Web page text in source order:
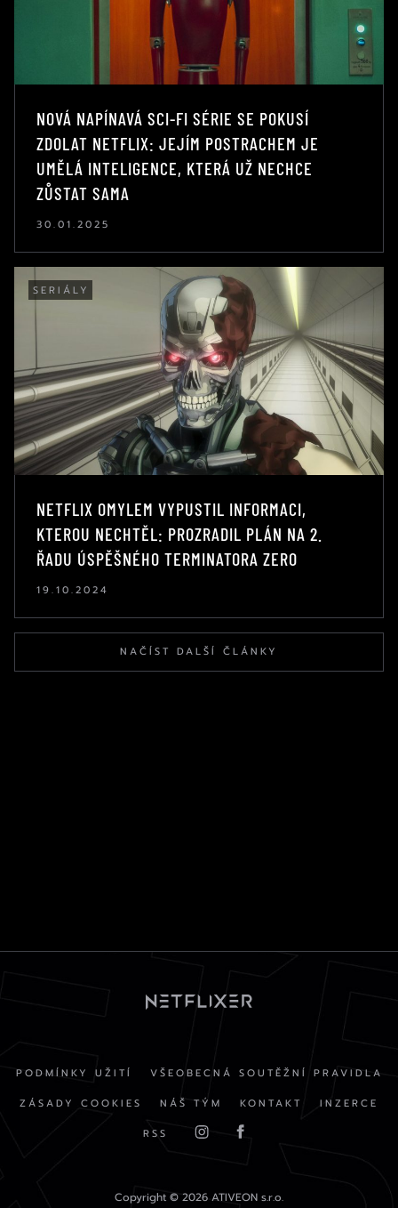
NOVÁ NAPÍNAVÁ SCI-FI SÉRIE SE POKUSÍ
ZDOLAT NETFLIX: JEJÍM POSTRACHEM JE
UMĚLÁ INTELIGENCE, KTERÁ UŽ NECHCE
ZŮSTAT SAMA
30.01.2025
SERIÁLY
NETFLIX OMYLEM VYPUSTIL INFORMACI,
KTEROU NECHTĚL: PROZRADIL PLÁN NA 2.
ŘADU ÚSPĚŠNÉHO TERMINATORA ZERO
19.10.2024
NAČÍST DALŠÍ ČLÁNKY
PODMÍNKY UŽITÍ
VŠEOBECNÁ SOUTĚŽNÍ PRAVIDLA
ZÁSADY COOKIES
NÁŠ TÝM KONTAKT
INZERCE
RSS
Copyright © 2026 ATIVEON s.r.o.